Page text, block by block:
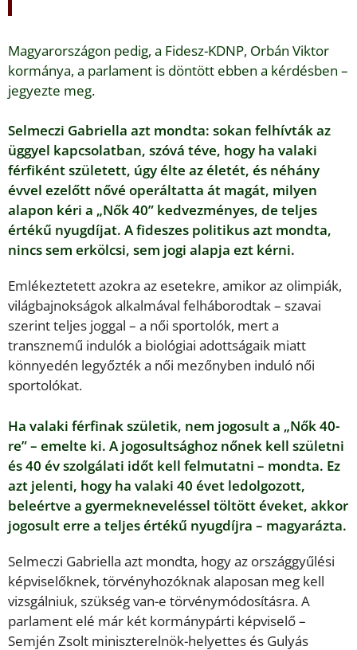
Magyarországon pedig, a Fidesz-KDNP, Orbán Viktor
kormánya, a parlament is döntött ebben a kérdésben –
jegyezte meg.
Selmeczi Gabriella azt mondta: sokan felhívták az
üggyel kapcsolatban, szóvá téve, hogy ha valaki
férfiként született, úgy élte az életét, és néhány
évvel ezelőtt nővé operáltatta át magát, milyen
alapon kéri a „Nők 40” kedvezményes, de teljes
értékű nyugdíjat. A fideszes politikus azt mondta,
nincs sem erkölcsi, sem jogi alapja ezt kérni.
Emlékeztetett azokra az esetekre, amikor az olimpiák,
világbajnokságok alkalmával felháborodtak – szavai
szerint teljes joggal – a női sportolók, mert a
transznemű indulók a biológiai adottságaik miatt
könnyedén legyőzték a női mezőnyben induló női
sportolókat.
Ha valaki férfinak születik, nem jogosult a „Nők 40-
re” – emelte ki. A jogosultsághoz nőnek kell születni
és 40 év szolgálati időt kell felmutatni – mondta. Ez
azt jelenti, hogy ha valaki 40 évet ledolgozott,
beleértve a gyermekneveléssel töltött éveket, akkor
jogosult erre a teljes értékű nyugdíjra – magyarázta.
Selmeczi Gabriella azt mondta, hogy az országgyűlési
képviselőknek, törvényhozóknak alaposan meg kell
vizsgálniuk, szükség van-e törvénymódosításra. A
parlament elé már két kormánypárti képviselő –
Semjén Zsolt miniszterelnök-helyettes és Gulyás